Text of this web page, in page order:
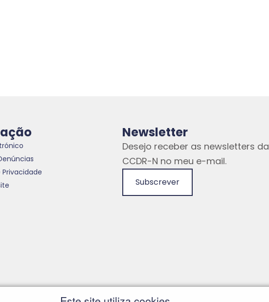
Newsletter
Desejo receber as newsletters da
CCDR-N no meu e-mail.
Subscrever